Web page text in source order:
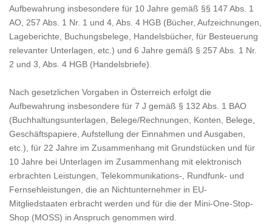
Aufbewahrung insbesondere für 10 Jahre gemäß §§ 147 Abs. 1
AO, 257 Abs. 1 Nr. 1 und 4, Abs. 4 HGB (Bücher, Aufzeichnungen,
Lageberichte, Buchungsbelege, Handelsbücher, für Besteuerung
relevanter Unterlagen, etc.) und 6 Jahre gemäß § 257 Abs. 1 Nr.
2 und 3, Abs. 4 HGB (Handelsbriefe).
Nach gesetzlichen Vorgaben in Österreich erfolgt die
Aufbewahrung insbesondere für 7 J gemäß § 132 Abs. 1 BAO
(Buchhaltungsunterlagen, Belege/Rechnungen, Konten, Belege,
Geschäftspapiere, Aufstellung der Einnahmen und Ausgaben,
etc.), für 22 Jahre im Zusammenhang mit Grundstücken und für
10 Jahre bei Unterlagen im Zusammenhang mit elektronisch
erbrachten Leistungen, Telekommunikations-, Rundfunk- und
Fernsehleistungen, die an Nichtunternehmer in EU-
Mitgliedstaaten erbracht werden und für die der Mini-One-Stop-
Shop (MOSS) in Anspruch genommen wird.